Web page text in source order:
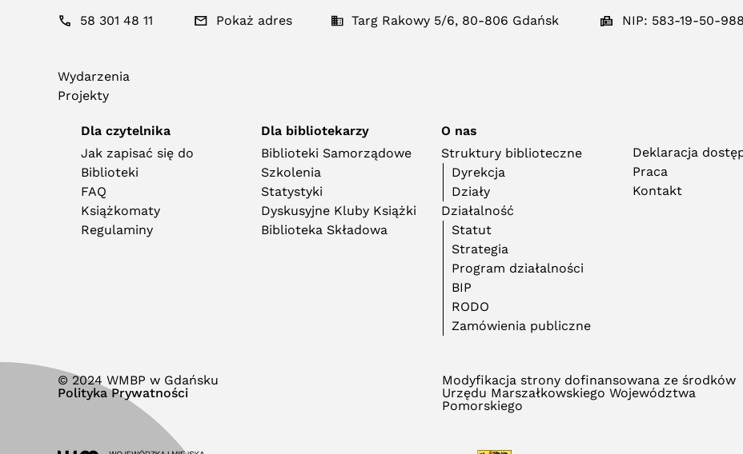
58 301 48 11 Pokaż adres Targ Rakowy 5/6, 80-806 Gdańsk NIP: 583-19-50-988
Wydarzenia
Projekty
Dla czytelnika
Jak zapisać się do
Biblioteki
FAQ
Książkomaty
Regulaminy
Dla bibliotekarzy
Biblioteki Samorządowe
Szkolenia
Statystyki
Dyskusyjne Kluby Książki
Biblioteka Składowa
O nas
Struktury biblioteczne
Dyrekcja
Działy
Działalność
Statut
Strategia
Program działalności
BIP
RODO
Zamówienia publiczne
Deklaracja
Praca
Kontakt
© 2024 WMBP w Gdańsku
Polityka Prywatności
Modyfikacja strony dofinansowana ze środków
Urzędu Marszałkowskiego Województwa
Pomorskiego